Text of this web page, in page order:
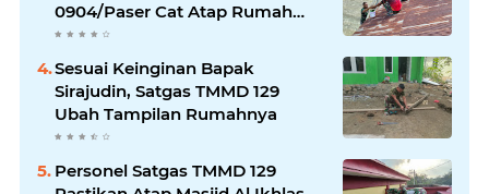
0904/Paser Cat Atap Rumah
Marbot
Sesuai Keinginan Bapak
Sirajudin, Satgas TMMD 129
Ubah Tampilan Rumahnya
Personel Satgas TMMD 129